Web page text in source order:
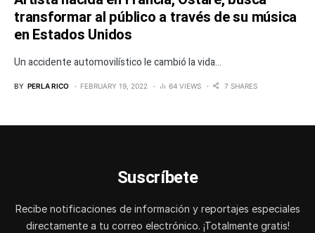
transformar al público a través de su música
en Estados Unidos
Un accidente automovilístico le cambió la vida...
BY PERLA RICO FEBRUARY 19, 2022 64 VIEWS 7 SHARES
Suscríbete
Recibe notificaciones de información y reportajes especiales
directamente a tu correo electrónico. ¡Totalmente gratis!